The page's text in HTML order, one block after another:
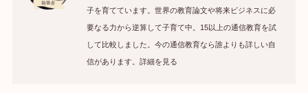
子を育てています。世界の教育論文や将来ビジネスに必
要なる力から逆算して子育て中。15以上の通信教育を試
して比較しました。今の通信教育なら誰よりも詳しい自
信があります。詳細を見る